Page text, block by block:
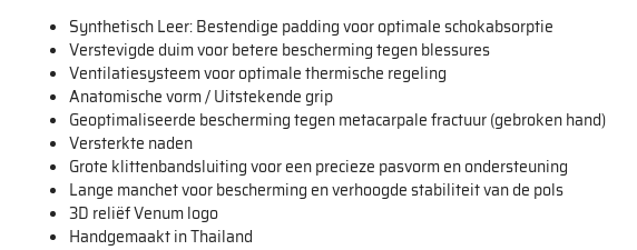
Synthetisch Leer: Bestendige padding voor optimale schokabsorptie
Verstevigde duim voor betere bescherming tegen blessures
Ventilatiesysteem voor optimale thermische regeling
Anatomische vorm / Uitstekende grip
Geoptimaliseerde bescherming tegen metacarpale fractuur (gebroken hand)
Versterkte naden
Grote klittenbandsluiting voor een precieze pasvorm en ondersteuning
Lange manchet voor bescherming en verhoogde stabiliteit van de pols
3D reliëf Venum logo
Handgemaakt in Thailand